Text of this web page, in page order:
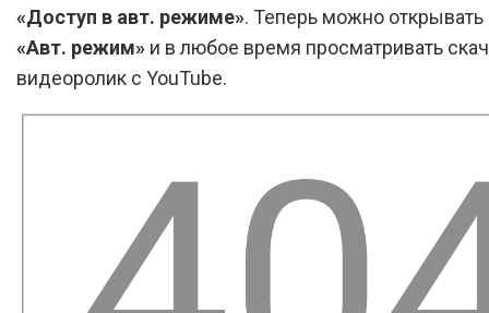
«Доступ в авт. режиме». Теперь можно открывать
«Авт. режим» и в любое время просматривать
видеоролик с YouTube.